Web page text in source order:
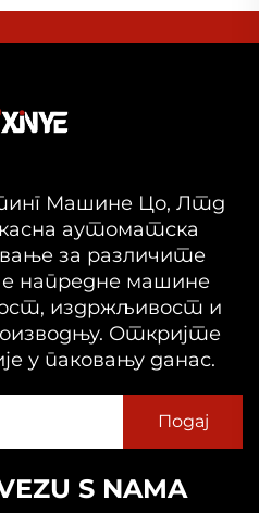
Машине Цо, Лтд
аутоматска
за различите
напредне машине
издржљивост и
Откријте
у паковању данас.
S NAMA